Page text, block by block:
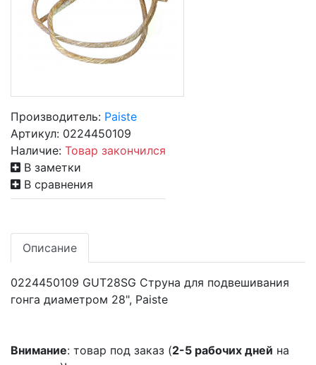
Производитель: Paiste
Артикул: 0224450109
Наличие: Товар закончился
В заметки
В сравнения
Описание
0224450109 GUT28SG Струна для подвешивания
гонга диаметром 28", Paiste
Внимание: товар под заказ (2-5 рабочих дней на